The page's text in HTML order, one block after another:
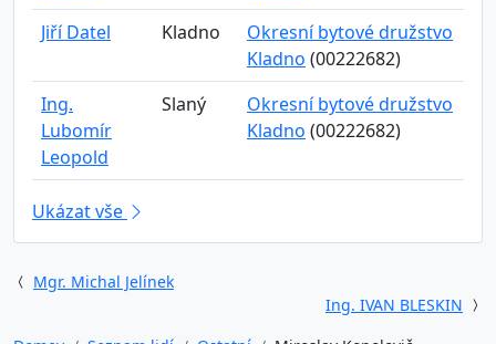
Jiří Datel
Kladno
Okresní bytové družstvo
Kladno (00222682)
Ing.
Lubomír
Leopold
Slaný
Okresní bytové družstvo
Kladno (00222682)
Ukázat vše
Mgr. Michal Jelínek
Ing. IVAN BLESKIN